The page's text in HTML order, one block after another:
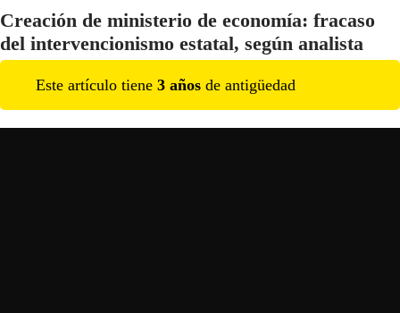
Creación de ministerio de economía: fracaso
del intervencionismo estatal, según analista
Este artículo tiene 3 años de antigüedad